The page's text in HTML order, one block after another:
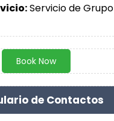
Servicio de Grupo
Book Now
de Contactos